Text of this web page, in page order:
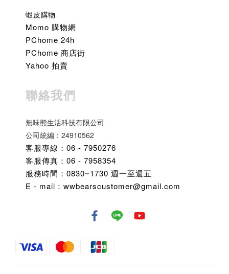
蝦皮購物
Momo 購物網
PChome 24h
PChome 商店街
Yahoo 拍賣
聯絡我們
無味熊生活科技有限公司
公司統編：24910562
客服專線：06 - 7950276
客服傳真：06 - 7958354
服務時間：0830~1730 週一至週五
E - mail：wwbearscustomer@gmail.com